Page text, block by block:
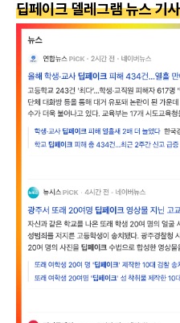
딥페이크 델레그램 뉴스 기사